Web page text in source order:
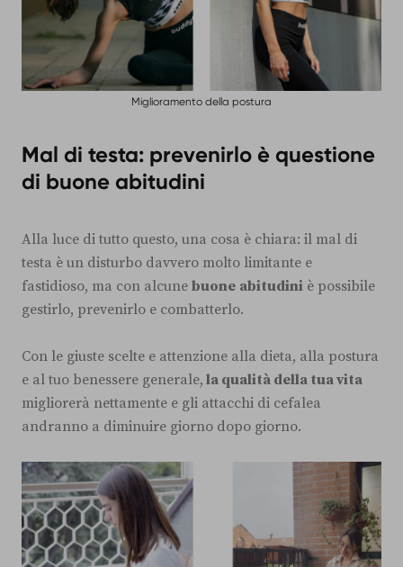
Miglioramento della postura
Mal di testa: prevenirlo è questione
di buone abitudini
Alla luce di tutto questo, una cosa è chiara: il mal di
testa è un disturbo davvero molto limitante e
fastidioso, ma con alcune buone abitudini è possibile
gestirlo, prevenirlo e combatterlo.
Con le giuste scelte e attenzione alla dieta, alla postura
e al tuo benessere generale, la qualità della tua vita
migliorerà nettamente e gli attacchi di cefalea
andranno a diminuire giorno dopo giorno.